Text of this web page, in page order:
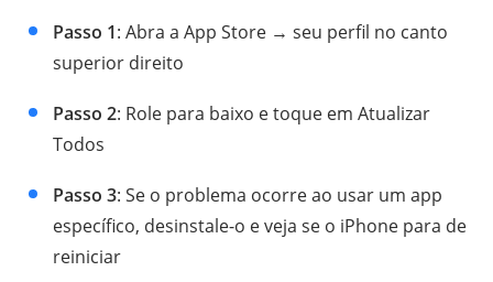
Passo 1: Abra a App Store → seu perfil no canto
superior direito
Passo 2: Role para baixo e toque em Atualizar
Todos
Passo 3: Se o problema ocorre ao usar um app
específico, desinstale-o e veja se o iPhone para de
reiniciar